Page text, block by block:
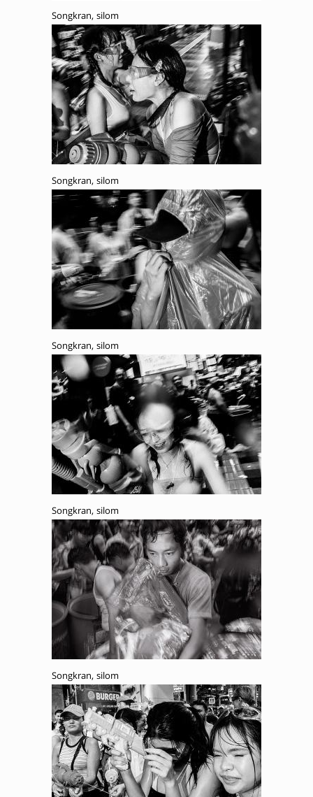
Songkran, silom
Songkran, silom
Songkran, silom
Songkran, silom
Songkran, silom